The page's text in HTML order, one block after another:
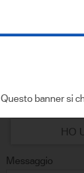
Questo banner si
HO
Messaggio